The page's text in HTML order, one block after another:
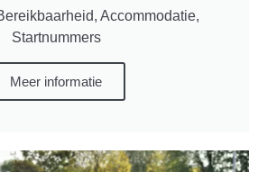
Accommodatie,
Startnummers
Meer informatie